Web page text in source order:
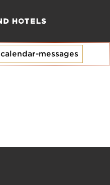
calendar-messages